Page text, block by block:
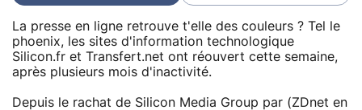
La presse en ligne retrouve t'elle des couleurs ? Tel le
phoenix, les sites d'information technologique
Silicon.fr et Transfert.net ont réouvert cette semaine,
après plusieurs mois d'inactivité.
Depuis le rachat de Silicon Media Group par (ZDnet en